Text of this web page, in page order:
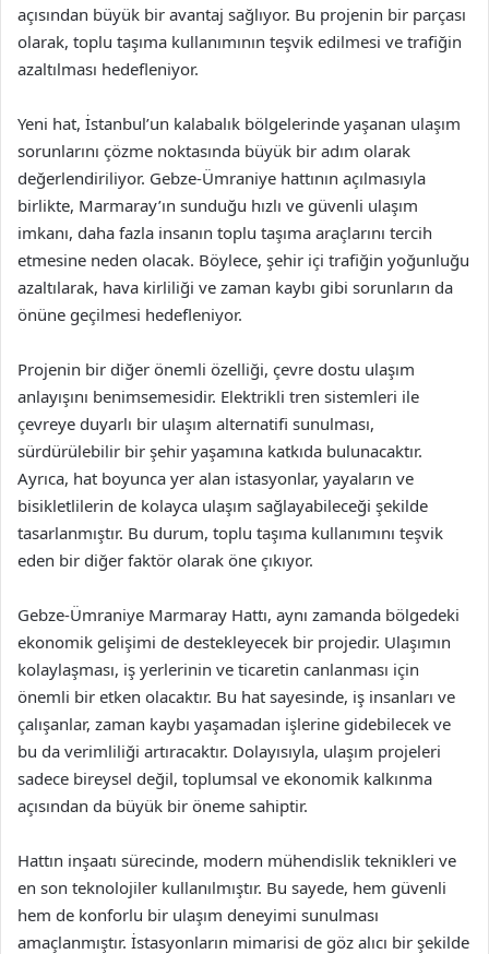
açısından büyük bir avantaj sağlıyor. Bu projenin bir parçası
olarak, toplu taşıma kullanımının teşvik edilmesi ve trafiğin
azaltılması hedefleniyor.
Yeni hat, İstanbul’un kalabalık bölgelerinde yaşanan ulaşım
sorunlarını çözme noktasında büyük bir adım olarak
değerlendiriliyor. Gebze-Ümraniye hattının açılmasıyla
birlikte, Marmaray’ın sunduğu hızlı ve güvenli ulaşım
imkanı, daha fazla insanın toplu taşıma araçlarını tercih
etmesine neden olacak. Böylece, şehir içi trafiğin yoğunluğu
azaltılarak, hava kirliliği ve zaman kaybı gibi sorunların da
önüne geçilmesi hedefleniyor.
Projenin bir diğer önemli özelliği, çevre dostu ulaşım
anlayışını benimsemesidir. Elektrikli tren sistemleri ile
çevreye duyarlı bir ulaşım alternatifi sunulması,
sürdürülebilir bir şehir yaşamına katkıda bulunacaktır.
Ayrıca, hat boyunca yer alan istasyonlar, yayaların ve
bisikletlilerin de kolayca ulaşım sağlayabileceği şekilde
tasarlanmıştır. Bu durum, toplu taşıma kullanımını teşvik
eden bir diğer faktör olarak öne çıkıyor.
Gebze-Ümraniye Marmaray Hattı, aynı zamanda bölgedeki
ekonomik gelişimi de destekleyecek bir projedir. Ulaşımın
kolaylaşması, iş yerlerinin ve ticaretin canlanması için
önemli bir etken olacaktır. Bu hat sayesinde, iş insanları ve
çalışanlar, zaman kaybı yaşamadan işlerine gidebilecek ve
bu da verimliliği artıracaktır. Dolayısıyla, ulaşım projeleri
sadece bireysel değil, toplumsal ve ekonomik kalkınma
açısından da büyük bir öneme sahiptir.
Hattın inşaatı sürecinde, modern mühendislik teknikleri ve
en son teknolojiler kullanılmıştır. Bu sayede, hem güvenli
hem de konforlu bir ulaşım deneyimi sunulması
amaçlanmıştır. İstasyonların mimarisi de göz alıcı bir şekilde